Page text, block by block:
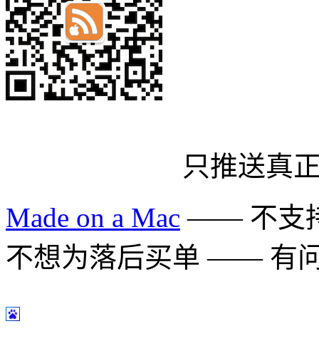
只推送真
Made on a Mac —— 不支
不想为落后买单 —— 有